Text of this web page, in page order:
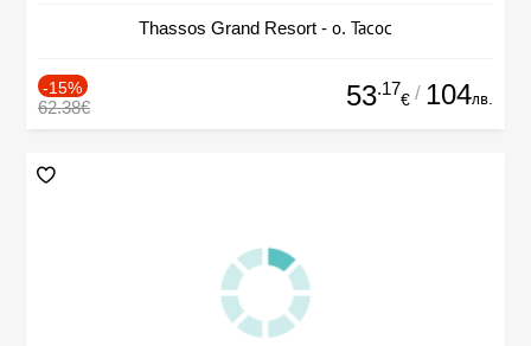
Thassos Grand Resort - о. Тасос
-15%
62.38€ 53.17
€ / 104лв.